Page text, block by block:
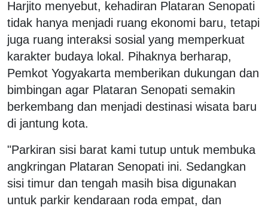
Harjito menyebut, kehadiran Plataran Senopati
tidak hanya menjadi ruang ekonomi baru, tetapi
juga ruang interaksi sosial yang memperkuat
karakter budaya lokal. Pihaknya berharap,
Pemkot Yogyakarta memberikan dukungan dan
bimbingan agar Plataran Senopati semakin
berkembang dan menjadi destinasi wisata baru
di jantung kota.
"Parkiran sisi barat kami tutup untuk membuka
angkringan Plataran Senopati ini. Sedangkan
sisi timur dan tengah masih bisa digunakan
untuk parkir kendaraan roda empat, dan